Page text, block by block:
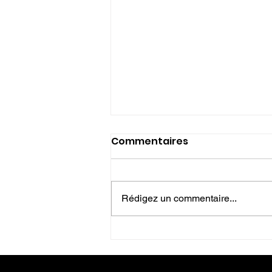
ARCHETYPES D' HOMMES
Commentaires
Rédigez un commentaire...